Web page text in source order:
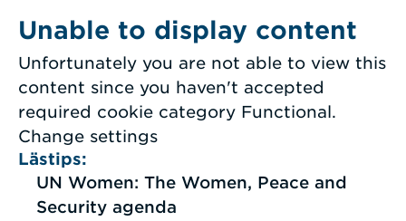
Unable to display content
Unfortunately you are not able to view this
content since you haven't accepted
required cookie category Functional.
Change settings
Lästips:
UN Women: The Women, Peace and
Security agenda